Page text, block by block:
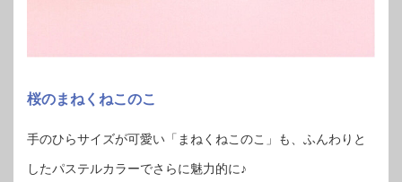
桜のまねくねこのこ
手のひらサイズが可愛い「まねくねこのこ」も、ふんわりと
したパステルカラーでさらに魅力的に♪